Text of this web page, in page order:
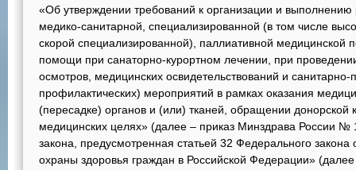
«Об утверждении требований к организации и выполнению
медико-санитарной, специализированной (в том числе
скорой специализированной), паллиативной медицинской
помощи при санаторно-курортном лечении, при
осмотров, медицинских освидетельствований и санитарно-
профилактических) мероприятий в рамках оказания
(пересадке) органов и (или) тканей, обращении донорской
медицинских целях» (далее – приказ Минздрава России
закона, предусмотренная статьей 32 Федерального
охраны здоровья граждан в Российской Федерации»